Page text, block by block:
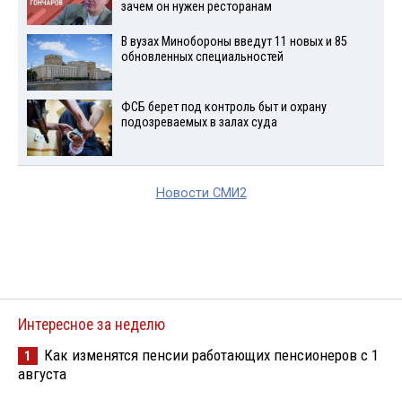
зачем он нужен ресторанам
В вузах Минобороны введут 11 новых и 85
обновленных специальностей
ФСБ берет под контроль быт и охрану
подозреваемых в залах суда
Новости СМИ2
Интересное за неделю
1
Как изменятся пенсии работающих пенсионеров с 1
августа